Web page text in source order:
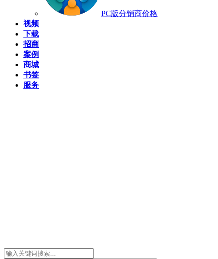
PC版分销商价格
视频
下载
招商
案例
商城
书签
服务